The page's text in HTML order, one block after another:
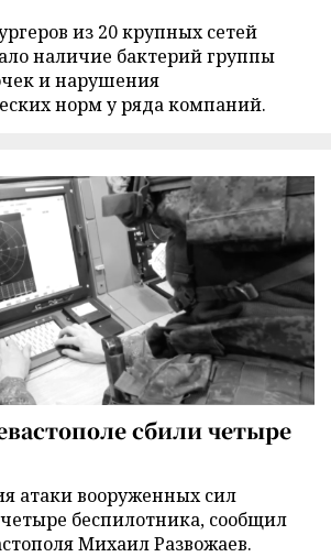
из 20 крупных сетей
наличие бактерий группы
и нарушения
норм у ряда компаний.
сбили четыре
атаки вооруженных сил
беспилотника, сообщил
Михаил Развожаев.